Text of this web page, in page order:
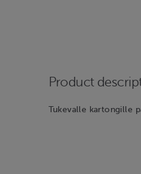
Product
Tukevalle kartongille